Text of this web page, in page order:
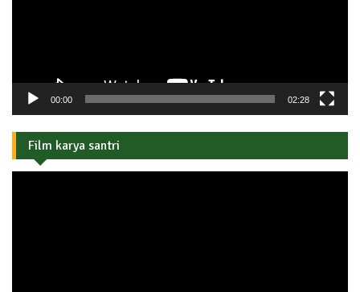
00:00 02:28
Film karya santri